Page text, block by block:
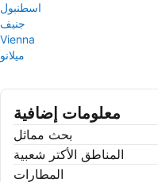
اسطنبول
جنيف
Vienna
ميلانو
معلومات إضافية
بحث مماثل
المناطق الأكتر شعبية
المطارات